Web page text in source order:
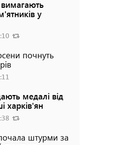
вимагають
у
почнуть
медалі від
харків'ян
штурми за